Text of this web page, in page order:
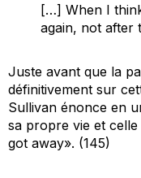
[…] When I
again, not after
Juste avant que la
définitivement sur
Sullivan énonce en
sa propre vie et celle
got away». (145)